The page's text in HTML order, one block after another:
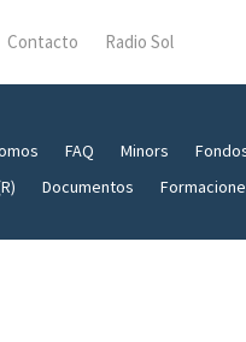
Contacto Radio Sol
FAQ Minors
Documentos